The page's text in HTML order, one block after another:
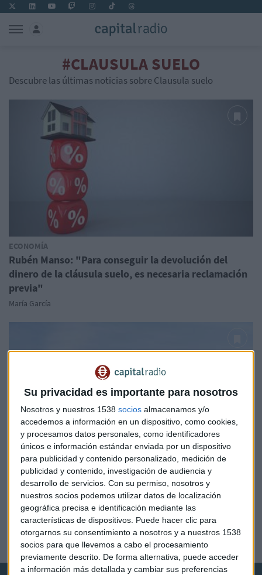
Su privacidad es importante para nosotros
Nosotros y nuestros 1538 socios almacenamos y/o
accedemos a información en un dispositivo, como cookies,
y procesamos datos personales, como identificadores
únicos e información estándar enviada por un dispositivo
para publicidad y contenido personalizado, medición de
publicidad y contenido, investigación de audiencia y
desarrollo de servicios. Con su permiso, nosotros y
nuestros socios podemos utilizar datos de localización
geográfica precisa e identificación mediante las
características de dispositivos. Puede hacer clic para
otorgarnos su consentimiento a nosotros y a nuestros 1538
socios para que llevemos a cabo el procesamiento
previamente descrito. De forma alternativa, puede acceder
a información más detallada y cambiar sus preferencias
#CLAUSULA SUELO
Descubre las últimas noticias sobre Clausula suelo
ECONOMÍA
Rubén Manso: "Para conseguir la devolución del
dinero de la cláusula suelo, es necesaria reclamación
previa"
María García
ECONOMÍA
Esquema de las cláusulas suelo
José Antonio Vizner